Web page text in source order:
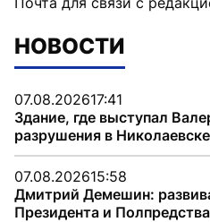
НОВОСТИ
07.08.202617:41
Здание, где выступал
разрушения в Николаевске
07.08.202615:58
Дмитрий Демешин:
Президента и